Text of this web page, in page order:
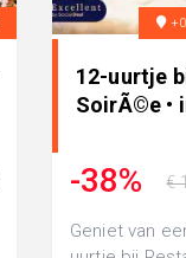
12-uurtje
SoirÃ©e •
-38% €
Geniet van